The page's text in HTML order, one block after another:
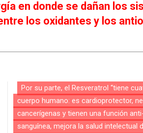
en donde se dañan los
los oxidantes y los
Por su parte, el Resveratrol “tiene
cuerpo humano: es cardioprotector,
cancerígenas y tienen una función
sanguínea, mejora la salud intelectual